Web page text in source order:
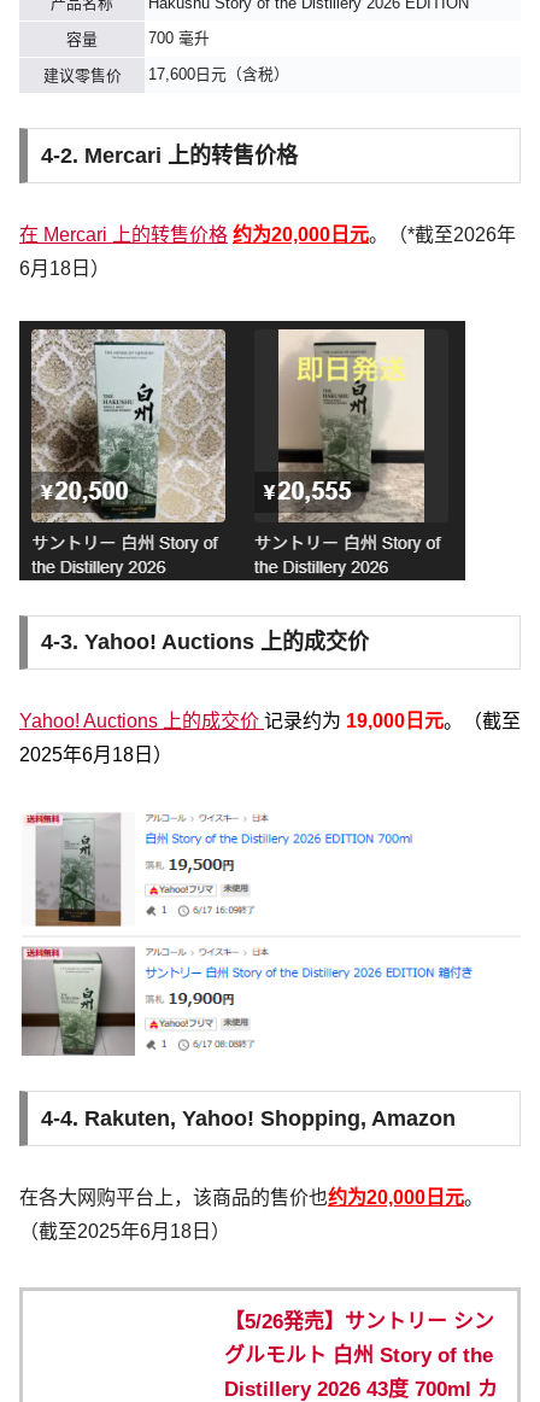
容量
700 毫升
建议零售价 17,600日元（含税）
4-2. Mercari 上的转售价格
在 Mercari 上的转售价格 约为20,000日元。（*截至2026年
6月18日）
4-3. Yahoo! Auctions 上的成交价
Yahoo! Auctions 上的成交价 记录约为 19,000日元。（截至
2025年6月18日）
4-4. Rakuten, Yahoo! Shopping, Amazon
在各大网购平台上，该商品的售价也约为20,000日元。
（截至2025年6月18日）
【5/26発売】サントリー シン
グルモルト 白州 Story of the
Distillery 2026 43度 700ml カ